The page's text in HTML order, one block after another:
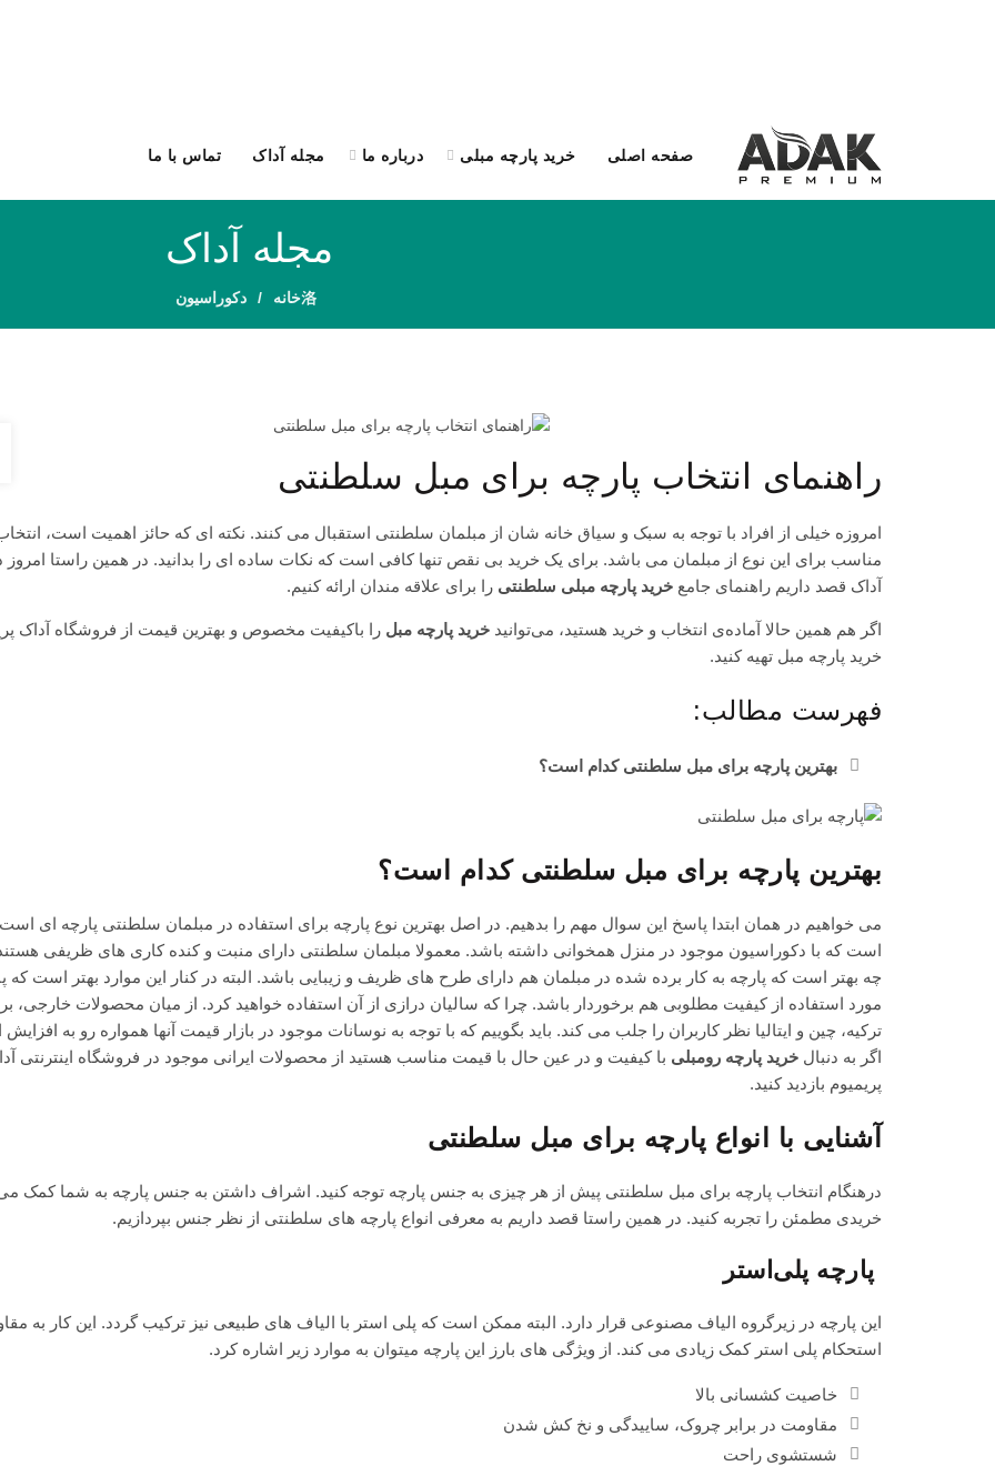
صفحه اصلی خرید پارچه مبلی درباره ما مجله آداک تماس با ما
مجله آداک
خانه دکوراسیون
راهنمای انتخاب پارچه برای مبل سلطنتی
امروزه خیلی از افراد با توجه به سبک و سیاق خانه شان از مبلمان سلطنتی استقبال می کنند. نکته ای که حائز اهمیت است،
مناسب برای این نوع از مبلمان می باشد. برای یک خرید بی نقص تنها کافی است که نکات ساده ای را بدانید. در همین راستا امروز
آداک قصد داریم راهنمای جامع خرید پارچه مبلی سلطنتی را برای علاقه مندان ارائه کنیم.
اگر هم همین حالا آماده‌ی انتخاب و خرید هستید، می‌توانید خرید پارچه مبل را باکیفیت‌ مخصوص و بهترین قیمت از فروشگاه آداک
خرید پارچه مبل تهیه کنید.
فهرست مطالب:
بهترین پارچه برای مبل سلطنتی کدام است؟
بهترین پارچه برای مبل سلطنتی کدام است؟
می خواهیم در همان ابتدا پاسخ این سوال مهم را بدهیم. در اصل بهترین نوع پارچه برای استفاده در مبلمان سلطنتی پارچه ای
است که با دکوراسیون موجود در منزل همخوانی داشته باشد. معمولا مبلمان سلطنتی دارای منبت و کنده کاری های ظریفی
چه بهتر است که پارچه به کار برده شده در مبلمان هم دارای طرح های ظریف و زیبایی باشد. البته در کنار این موارد بهتر است که
مورد استفاده از کیفیت مطلوبی هم برخوردار باشد. چرا که سالیان درازی از آن استفاده خواهید کرد. از میان محصولات خارجی،
ترکیه، چین و ایتالیا نظر کاربران را جلب می کند. باید بگوییم که با توجه به نوسانات موجود در بازار قیمت آنها همواره رو به
اگر به دنبال خرید پارچه رومبلی با کیفیت و در عین حال با قیمت مناسب هستید از محصولات ایرانی موجود در فروشگاه اینترنتی
پریمیوم بازدید کنید.
آشنایی با انواع پارچه برای مبل سلطنتی
درهنگام انتخاب پارچه برای مبل سلطنتی پیش از هر چیزی به جنس پارچه توجه کنید. اشراف داشتن به جنس پارچه به شما کمک می
خریدی مطمئن را تجربه کنید. در همین راستا قصد داریم به معرفی انواع پارچه های سلطنتی از نظر جنس بپردازیم.
پارچه پلی‌استر
این پارچه در زیرگروه الیاف مصنوعی قرار دارد. البته ممکن است که پلی استر با الیاف های طبیعی نیز ترکیب گردد. این کار به
استحکام پلی استر کمک زیادی می کند. از ویژگی های بارز این پارچه میتوان به موارد زیر اشاره کرد.
خاصیت کشسانی بالا
مقاومت در برابر چروک، ساییدگی و نخ کش شدن
شستشوی راحت